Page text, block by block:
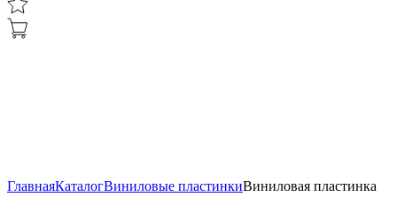
ГлавнаяКаталогВиниловые пластинкиВиниловая пластинка